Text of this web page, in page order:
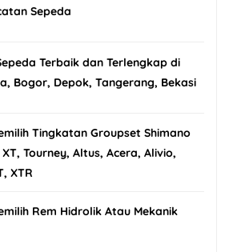
Sepeda
Terbaik dan Terlengkap di
Bogor, Depok, Tangerang, Bekasi
Tingkatan Groupset Shimano
Tourney, Altus, Acera, Alivio,
XTR
Rem Hidrolik Atau Mekanik